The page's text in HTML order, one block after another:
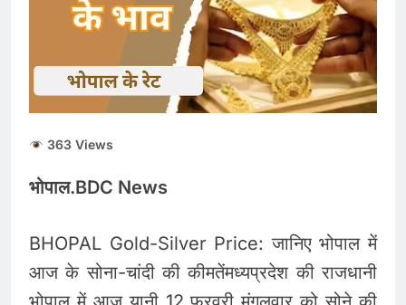
ताजा भाव
भारतीय शेयर बाजार में
सकारात्मक शुरुआत, सेंसेक्स-
निफ्टी हरे निशान पर खुले;
क्रूड ऑयल में नरमी
August 6, 2026
6 अगस्त 2026 पंचांग, मूलांक
और राशिफल: जानिए आज का
363 Views
भोपाल.BDC News
BHOPAL Gold-Silver Price: जानिए भोपाल में
आज के सोना-चांदी की कीमतेंमध्यप्रदेश की राजधानी